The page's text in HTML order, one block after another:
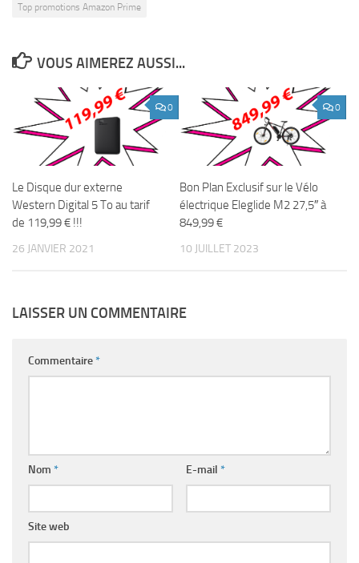
Top promotions Amazon Prime
VOUS AIMEREZ AUSSI...
0
Le Disque dur externe
Western Digital 5 To au tarif
de 119,99 € !!!
26 JANVIER 2021
0
Bon Plan Exclusif sur le Vélo
électrique Eleglide M2 ​​27,5″ à
849,99 €
10 JUILLET 2023
LAISSER UN COMMENTAIRE
Commentaire*
Nom * E-mail *
Site web